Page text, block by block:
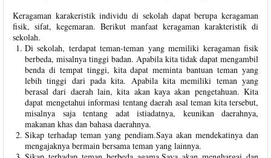
Keragaman karakeristik individu di sekolah dapat berupa keragaman
fisik, sifat, kegemaran. Berikut manfaat keragaman karakteristik di
sekolah.
Di sekolah, terdapat teman-teman yang memiliki keragaman fisik
berbeda, misalnya tinggi badan. Apabila kita tidak dapat mengambil
benda di tempat tinggi, kita dapat meminta bantuan teman yang
lebih tinggi dari pada kita. Apabila kita memiliki teman yang
berasal dari daerah lain, kita akan kaya akan pengetahuan. Kita
dapat mengetahui informasi tentang daerah asal teman kita tersebut,
misalnya saja tentang adat istiadatnya, keunikan daerahnya,
makanan khas dan bahasa daerahnya.
Sikap terhadap teman yang pendiam.Saya akan mendekatinya dan
mengajaknya bermain bersama teman yang lainnya.